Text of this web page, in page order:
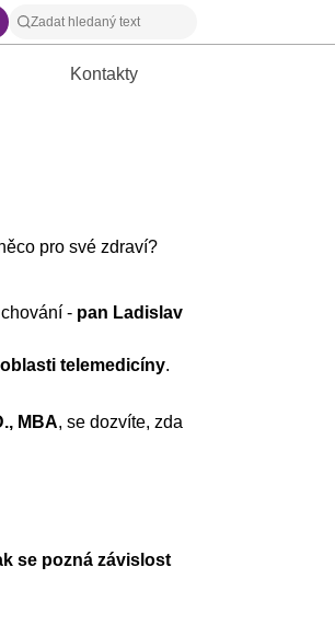
Kontakty
pro své zdraví?
- pan Ladislav
telemedicíny.
MBA, se dozvíte, zda
se pozná závislost